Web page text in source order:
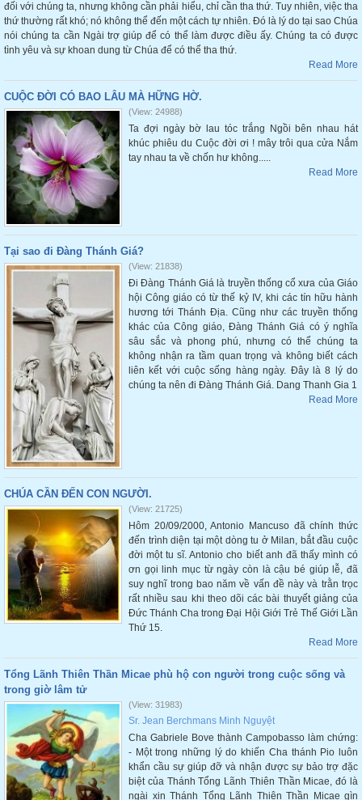
đối với chúng ta, nhưng không cần phải hiểu, chỉ cần tha thứ. Tuy nhiên, việc tha
thứ thường rất khó; nó không thể đến một cách tự nhiên. Đó là lý do tại sao Chúa
nói chúng ta cần Ngài trợ giúp để có thể làm được điều ấy. Chúng ta có được
tình yêu và sự khoan dung từ Chúa để có thể tha thứ.
Read More
CUỘC ĐỜI CÓ BAO LÂU MÀ HỮNG HỜ.
(View: 24988)
Ta đợi ngày bờ lau tóc trắng Ngồi bên nhau hát
khúc phiêu du Cuộc đời ơi ! mây trôi qua cửa Nắm
tay nhau ta về chốn hư không.....
Read More
Tại sao đi Đàng Thánh Giá?
(View: 21838)
Đi Đàng Thánh Giá là truyền thống cổ xưa của Giáo
hội Công giáo có từ thế kỷ IV, khi các tín hữu hành
hương tới Thánh Địa. Cũng như các truyền thống
khác của Công giáo, Đàng Thánh Giá có ý nghĩa
sâu sắc và phong phú, nhưng có thể chúng ta
không nhận ra tầm quan trọng và không biết cách
liên kết với cuộc sống hàng ngày. Đây là 8 lý do
chúng ta nên đi Đàng Thánh Giá. Dang Thanh Gia 1
Read More
CHÚA CẦN ĐẾN CON NGƯỜI.
(View: 21725)
Hôm 20/09/2000, Antonio Mancuso đã chính thức
đến trình diện tại một dòng tu ở Milan, bắt đầu cuộc
đời một tu sĩ. Antonio cho biết anh đã thấy mình có
ơn gọi linh mục từ ngày còn là cậu bé giúp lễ, đã
suy nghĩ trong bao năm về vấn đề này và trằn trọc
rất nhiều sau khi theo dõi các bài thuyết giảng của
Đức Thánh Cha trong Đại Hội Giới Trẻ Thế Giới Lần
Thứ 15.
Read More
Tổng Lãnh Thiên Thần Micae phù hộ con người trong cuộc sống và
trong giờ lâm tử
(View: 31983)
Sr. Jean Berchmans Minh Nguyệt
Cha Gabriele Bove thành Campobasso làm chứng:
- Một trong những lý do khiến Cha thánh Pio luôn
khẩn cầu sự giúp đỡ và nhận được sự bảo trợ đặc
biệt của Thánh Tổng Lãnh Thiên Thần Micae, đó là
ngài xin Thánh Tổng Lãnh Thiên Thần Micae gìn